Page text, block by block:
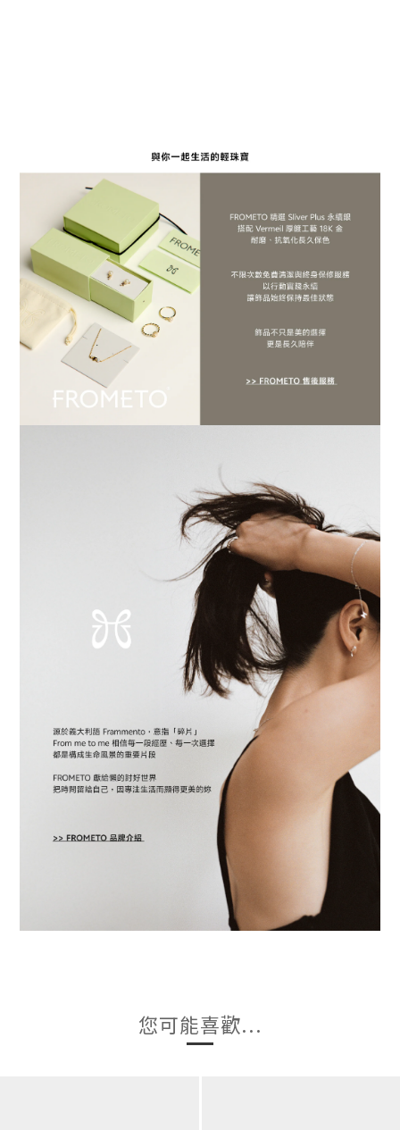
您可能喜歡...